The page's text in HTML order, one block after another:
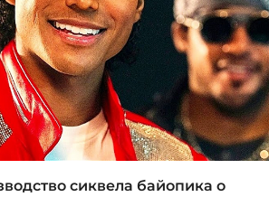
сиквела байопика о